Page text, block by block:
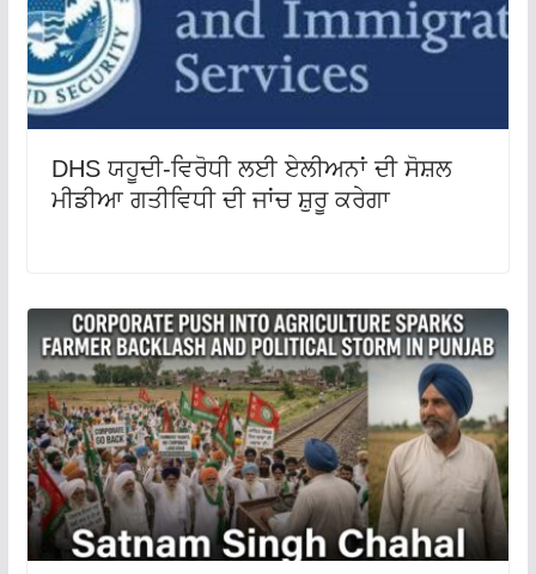
DHS ਯਹੂਦੀ-ਵਿਰੋਧੀ ਲਈ ਏਲੀਅਨਾਂ ਦੀ ਸੋਸ਼ਲ
ਮੀਡੀਆ ਗਤੀਵਿਧੀ ਦੀ ਜਾਂਚ ਸ਼ੁਰੂ ਕਰੇਗਾ